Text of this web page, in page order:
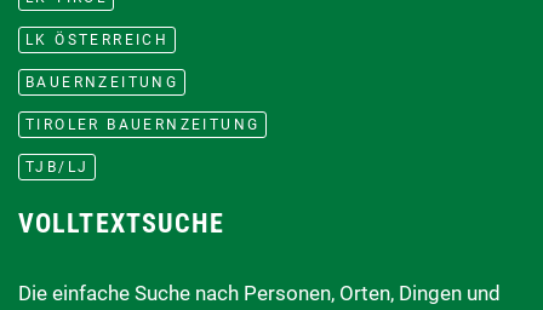
LK ÖSTERREICH
BAUERNZEITUNG
TIROLER BAUERNZEITUNG
TJB/LJ
VOLLTEXTSUCHE
Die einfache Suche nach Personen, Orten, Dingen und